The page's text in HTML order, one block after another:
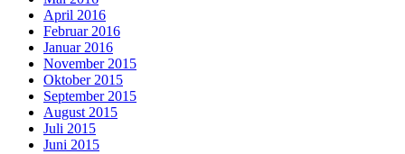
April 2016
Februar 2016
Januar 2016
November 2015
Oktober 2015
September 2015
August 2015
Juli 2015
Juni 2015